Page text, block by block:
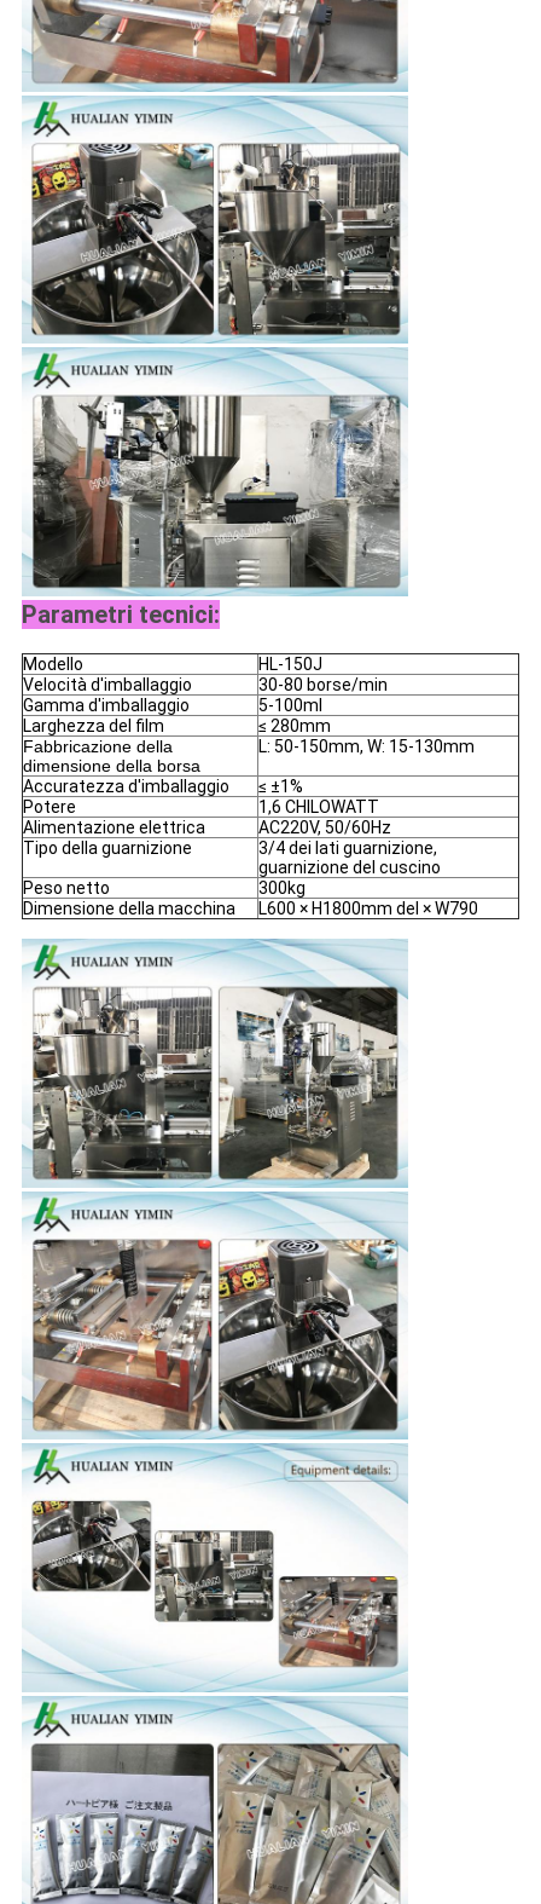
Parametri tecnici:
Modello
HL-150J
Velocità d'imballaggio
30-80 borse/min
Gamma d'imballaggio
5-100ml
Larghezza del film
≤ 280mm
Fabbricazione della
dimensione della borsa
L: 50-150mm, W: 15-130mm
Accuratezza d'imballaggio
≤ ±1%
Potere
1,6 CHILOWATT
Alimentazione elettrica
AC220V, 50/60Hz
Tipo della guarnizione
3/4 dei lati guarnizione,
guarnizione del cuscino
Peso netto
300kg
Dimensione della macchina
L600 × H1800mm del × W790